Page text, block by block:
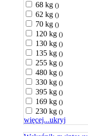
68 kg ()
62 kg ()
70 kg ()
120 kg ()
130 kg ()
135 kg ()
255 kg ()
480 kg ()
330 kg ()
395 kg ()
169 kg ()
230 kg ()
więcej...ukryj